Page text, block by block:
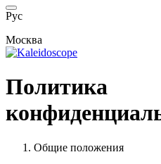
Рус
Москва
Политика
Общие положения